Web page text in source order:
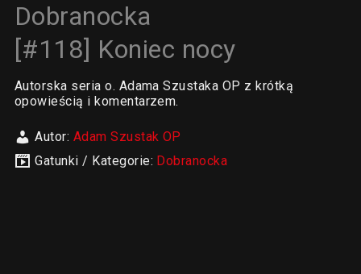
Dobranocka
[#118] Koniec nocy
Autorska seria o. Adama Szustaka OP z krótką
opowieścią i komentarzem.
Autor: Adam Szustak OP
Gatunki / Kategorie: Dobranocka